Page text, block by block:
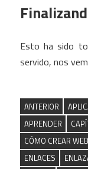
Esto ha sido
servido, nos
ANTERIOR
APRENDER
CÓMO CREAR
ENLACES